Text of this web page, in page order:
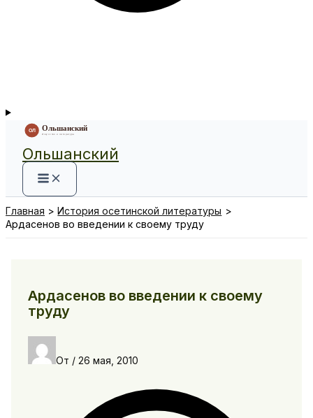
Ольшанский
Главная
История осетинской литературы
Ардасенов во введении к своему труду
Ардасенов во введении к своему
труду
От / 26 мая, 2010